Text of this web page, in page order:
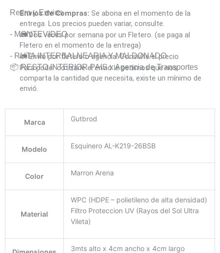
Retiro y Envios
Envíos de Compras: Se abona en el momento de la
entrega. Los precios pueden variar, consulte.
- MONTEVIDEO
🚛 Dos veces por semana por un Fletero. (se paga al
Fletero en el momento de la entrega)
- RUTA INTERBALNEARIA Y MALDONADO
🚛 Envió por fletero o agencia. Consulte el precio
📦 RESTO INTERIOR PAIS x Agencia de Transportes
Para poder cotizarle el envió le pedimos que nos
comparta la cantidad que necesita, existe un mínimo de
envió.
Marca Gutbrod
Modelo Esquinero AL-K219-26BSB
Color Marron Arena
Material
WPC (HDPE – polietileno de alta densidad)
Filtro Proteccion UV (Rayos del Sol Ultra
Vileta)
3mts alto x 4cm ancho x 4cm largo